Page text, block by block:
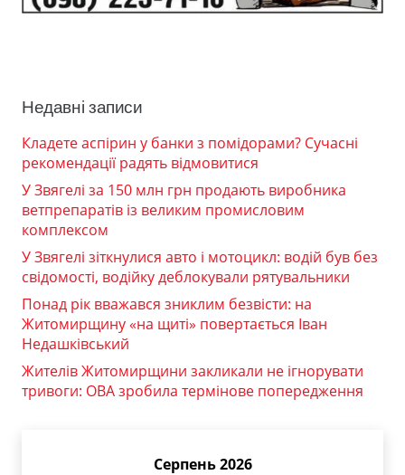
Недавні записи
Кладете аспірин у банки з помідорами? Сучасні
рекомендації радять відмовитися
У Звягелі за 150 млн грн продають виробника
ветпрепаратів із великим промисловим
комплексом
У Звягелі зіткнулися авто і мотоцикл: водій був без
свідомості, водійку деблокували рятувальники
Понад рік вважався зниклим безвісти: на
Житомирщину «на щиті» повертається Іван
Недашківський
Жителів Житомирщини закликали не ігнорувати
тривоги: ОВА зробила термінове попередження
Серпень 2026